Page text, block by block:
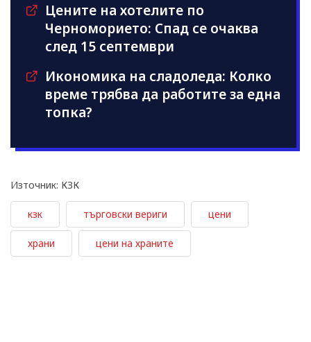
Цените на хотелите по
Черноморието: Спад се очаква
след 15 септември
Икономика на сладоледа: Колко
време трябва да работите за една
топка?
Източник: КЗК
кзк търговски вериги цени
храни цени на храните